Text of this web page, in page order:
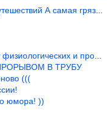
А самая грязная в от
и прочих отходо
В ТРУБУ
(((
юмора! ))